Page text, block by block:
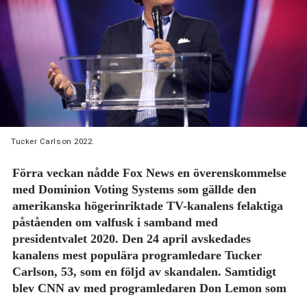
Tucker Carlson 2022.
Förra veckan nådde Fox News en överenskommelse
med Dominion Voting Systems som gällde den
amerikanska högerinriktade TV-kanalens felaktiga
påståenden om valfusk i samband med
presidentvalet 2020. Den 24 april avskedades
kanalens mest populära programledare Tucker
Carlson, 53, som en följd av skandalen. Samtidigt
blev CNN av med programledaren Don Lemon som